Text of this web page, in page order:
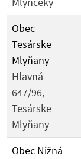
Obec
Tesárske
Mlyňany
Hlavná
647/96,
Tesárske
Mlyňany
Obec Nižná